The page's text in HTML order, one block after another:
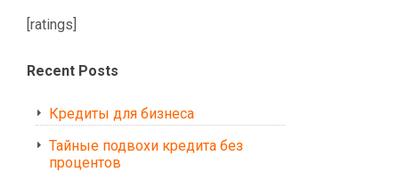
[ratings]
Recent Posts
Кредиты для бизнеса
Тайные подвохи кредита без
процентов